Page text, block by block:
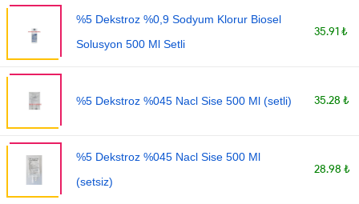
%5 Dekstroz %0,9 Sodyum Klorur Biosel
Solusyon 500 Ml Setli
35.91 ₺
%5 Dekstroz %045 Nacl Sise 500 Ml (setli) 35.28 ₺
%5 Dekstroz %045 Nacl Sise 500 Ml
(setsiz)
28.98 ₺